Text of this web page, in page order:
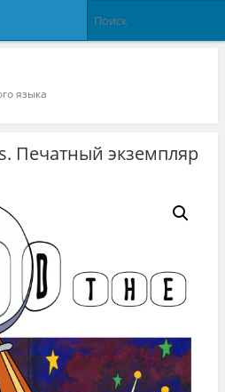
языка
Печатный экземпляр